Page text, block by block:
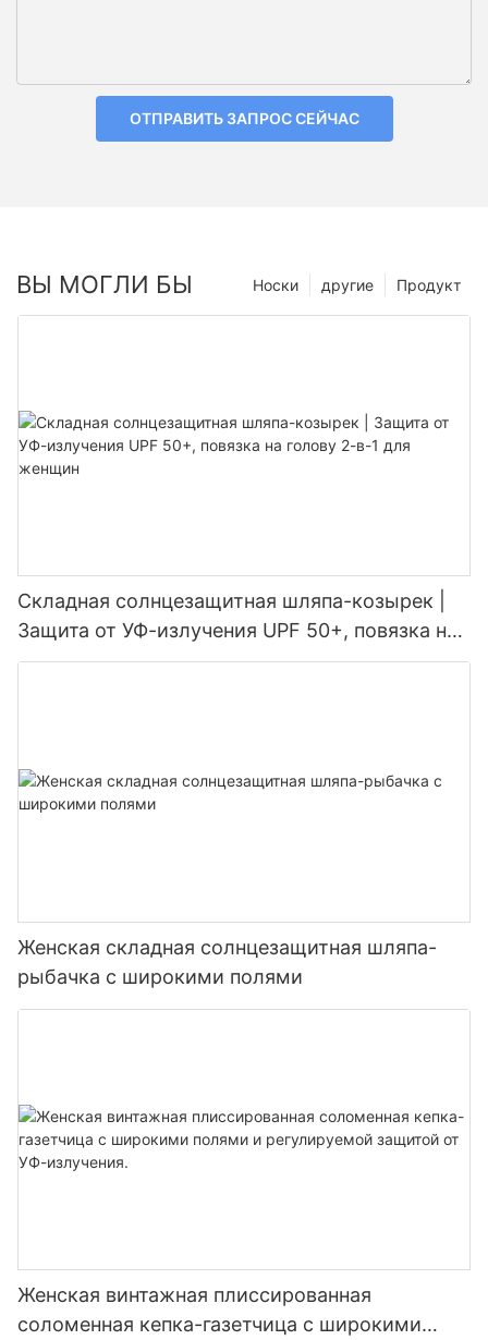
ОТПРАВИТЬ ЗАПРОС СЕЙЧАС
ВЫ МОГЛИ БЫ Продукт
другие
Носки
Складная солнцезащитная шляпа-козырек |
Защита от УФ-излучения UPF 50+, повязка на
голову 2-в-1 для женщин
Женская складная солнцезащитная шляпа-
рыбачка с широкими полями
Женская винтажная плиссированная
соломенная кепка-газетчица с широкими